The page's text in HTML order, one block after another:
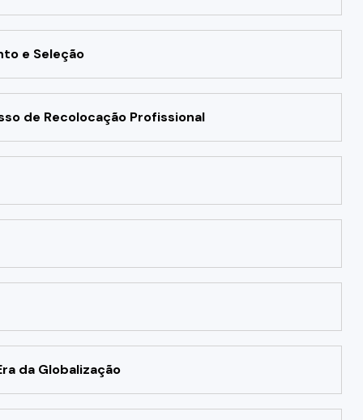
e Seleção
de Recolocação Profissional
da Globalização